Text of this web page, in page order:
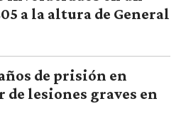
a la altura de General
de prisión en
de lesiones graves en